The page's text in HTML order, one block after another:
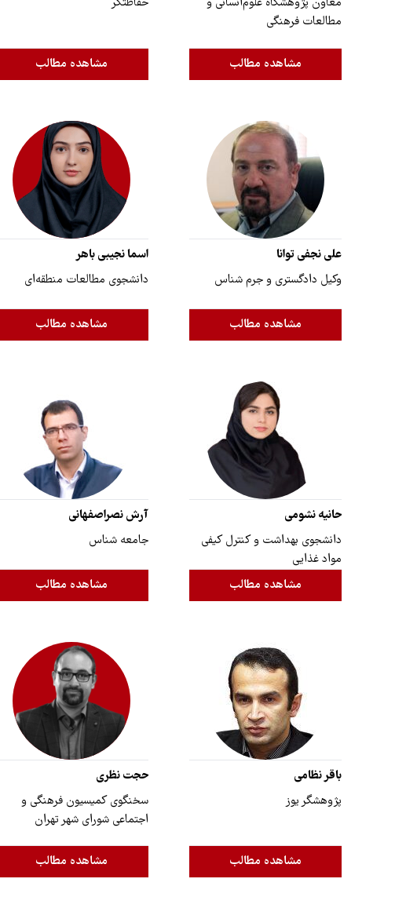
مطالعات فرهنگی
مشاهده مطالب مشاهده مطالب
علی نجفی توانا
وکیل دادگستری و جرم شناس
مشاهده مطالب
اسما نجیبی باهر
دانشجوی مطالعات منطقه‌ای
مشاهده مطالب
حانیه نشومی
دانشجوی بهداشت و کنترل کیفی
مواد غذایی
مشاهده مطالب
آرش نصراصفهانی
جامعه شناس
مشاهده مطالب
باقر نظامی
پژوهشگر یوز
مشاهده مطالب
حجت نظری
سخنگوی کمیسیون فرهنگی و
اجتماعی شورای شهر تهران
مشاهده مطالب